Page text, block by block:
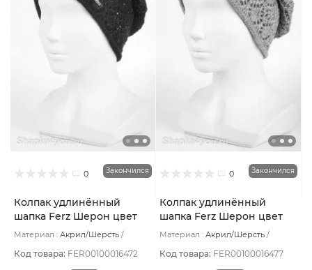
0 Закончился
Колпак удлинённый
шапка Ferz Шерон цвет
Чёрный
Материал : Акрил/Шерсть
Код товара: FER00100016472
0 Закончился
Колпак удлинённый
шапка Ferz Шерон цвет
Бежевый тёмный
Материал : Акрил/Шерсть
Код товара: FER00100016477